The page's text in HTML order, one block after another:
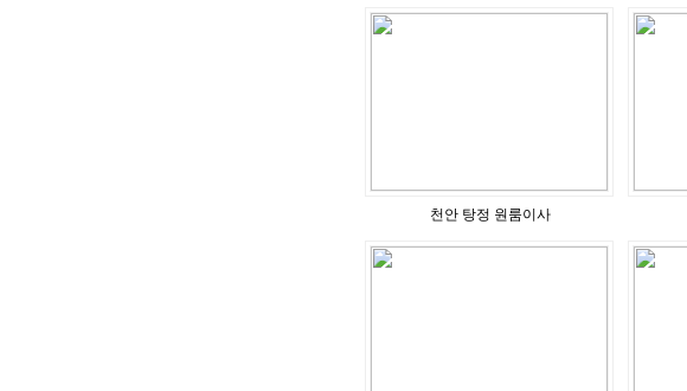
천안 탕정 원룸이사